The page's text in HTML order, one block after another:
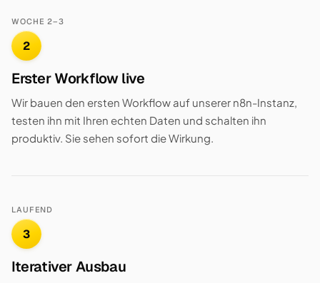
WOCHE 2–3
2
Erster Workflow live
Wir bauen den ersten Workflow auf unserer n8n-Instanz,
testen ihn mit Ihren echten Daten und schalten ihn
produktiv. Sie sehen sofort die Wirkung.
LAUFEND
3
Iterativer Ausbau